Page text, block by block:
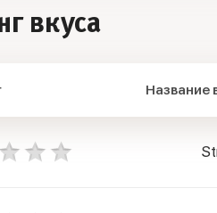
вкуса
Название